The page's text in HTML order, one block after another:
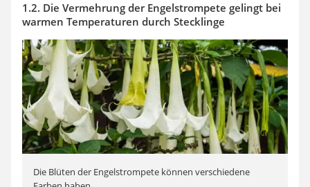
1.2. Die Vermehrung der Engelstrompete gelingt bei
warmen Temperaturen durch Stecklinge
Die Blüten der Engelstrompete können verschiedene